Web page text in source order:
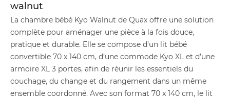
walnut
La chambre bébé Kyo Walnut de Quax offre une solution
complète pour aménager une pièce à la fois douce,
pratique et durable. Elle se compose d’un lit bébé
convertible 70 x 140 cm, d’une commode Kyo XL et d’une
armoire XL 3 portes, afin de réunir les essentiels du
couchage, du change et du rangement dans un même
ensemble coordonné. Avec son format 70 x 140 cm, le lit